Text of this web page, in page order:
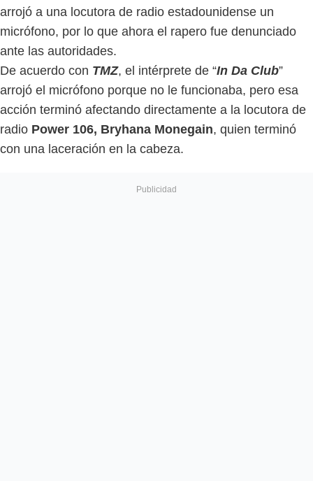
arrojó a una locutora de radio estadounidense un
micrófono, por lo que ahora el rapero fue denunciado
ante las autoridades.
De acuerdo con TMZ, el intérprete de “In Da Club”
arrojó el micrófono porque no le funcionaba, pero esa
acción terminó afectando directamente a la locutora de
radio Power 106, Bryhana Monegain, quien terminó
con una laceración en la cabeza.